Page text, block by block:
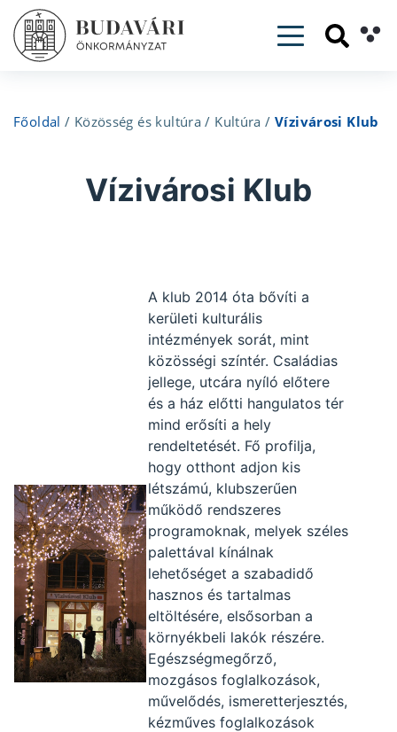
Toggle
Főoldal / Közösség és kultúra / Kultúra / Vízivárosi Klub
Vízivárosi Klub
A klub 2014 óta bővíti a
kerületi kulturális
intézmények sorát, mint
közösségi színtér. Családias
jellege, utcára nyíló előtere
és a ház előtti hangulatos tér
mind erősíti a hely
rendeltetését. Fő profilja,
hogy otthont adjon kis
létszámú, klubszerűen
működő rendszeres
programoknak, melyek széles
palettával kínálnak
lehetőséget a szabadidő
hasznos és tartalmas
eltöltésére, elsősorban a
környékbeli lakók részére.
Egészségmegőrző,
mozgásos foglalkozások,
művelődés, ismeretterjesztés,
kézműves foglalkozások